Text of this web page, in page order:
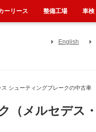
English
ス シューティングブレークの中古車
（メルセデス
ーリース 整備工場 車検